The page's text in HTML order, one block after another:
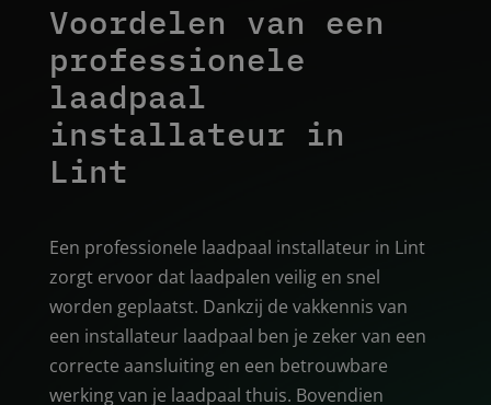
Voordelen van een
professionele
laadpaal
installateur in
Lint
Een professionele laadpaal installateur in Lint
zorgt ervoor dat laadpalen veilig en snel
worden geplaatst. Dankzij de vakkennis van
een installateur laadpaal ben je zeker van een
correcte aansluiting en een betrouwbare
werking van je laadpaal thuis. Bovendien